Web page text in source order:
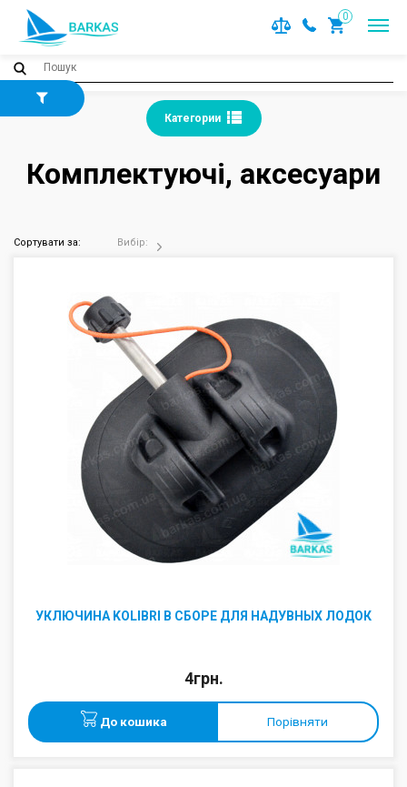
0
Категории
Комплектуючі, аксесуари
Сортувати за: Вибір:
УКЛЮЧИНА KOLIBRI В СБОРЕ ДЛЯ НАДУВНЫХ ЛОДОК
4грн.
До кошика Порівняти